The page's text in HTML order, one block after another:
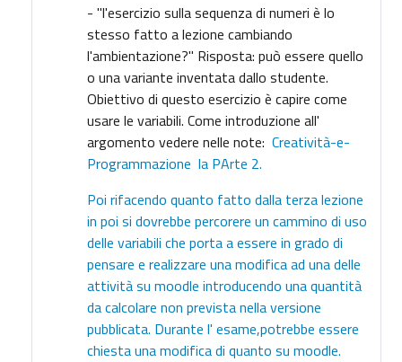
- "l'esercizio sulla sequenza di numeri è lo
stesso fatto a lezione cambiando
l'ambientazione?" Risposta: può essere quello
o una variante inventata dallo studente.
Obiettivo di questo esercizio è capire come
usare le variabili. Come introduzione all'
argomento vedere nelle note:Creatività-e-
Programmazione la PArte 2.
Poi rifacendo quanto fatto dalla terza lezione
in poi si dovrebbe percorere un cammino di uso
delle variabili che porta a essere in grado di
pensare e realizzare una modifica ad una delle
attività su moodle introducendo una quantità
da calcolare non prevista nella versione
pubblicata. Durante l' esame,potrebbe essere
chiesta una modifica di quanto su moodle.